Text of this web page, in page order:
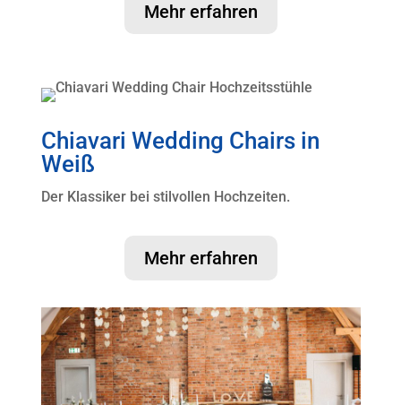
Mehr erfahren
Chiavari Wedding Chairs in
Weiß
Der Klassiker bei stilvollen Hochzeiten.
Mehr erfahren